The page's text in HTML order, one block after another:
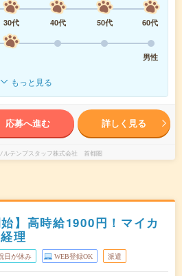
30代 40代 50代
60代
男性
もっと見る
応募へ進む 詳しく見る
ルテンプスタッフ株式会社 首都圏
】高時給1900円！マイカ
理
日が休み WEB登録OK 派遣